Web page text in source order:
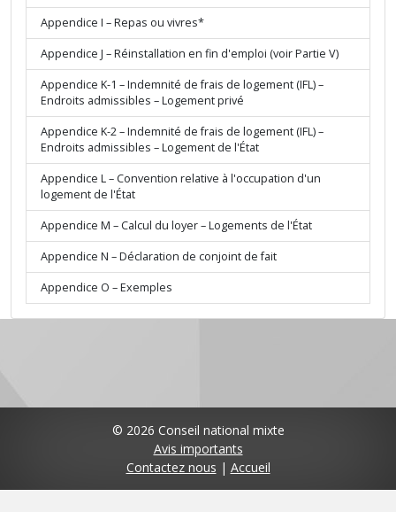
Appendice I – Repas ou vivres*
Appendice J – Réinstallation en fin d'emploi (voir Partie V)
Appendice K-1 – Indemnité de frais de logement (IFL) –
Endroits admissibles – Logement privé
Appendice K-2 – Indemnité de frais de logement (IFL) –
Endroits admissibles – Logement de l'État
Appendice L – Convention relative à l'occupation d'un
logement de l'État
Appendice M – Calcul du loyer – Logements de l'État
Appendice N – Déclaration de conjoint de fait
Appendice O – Exemples
© 2026 Conseil national mixte
Avis importants
Contactez nous | Accueil